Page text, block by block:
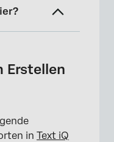
Erstellen
in Text iQ